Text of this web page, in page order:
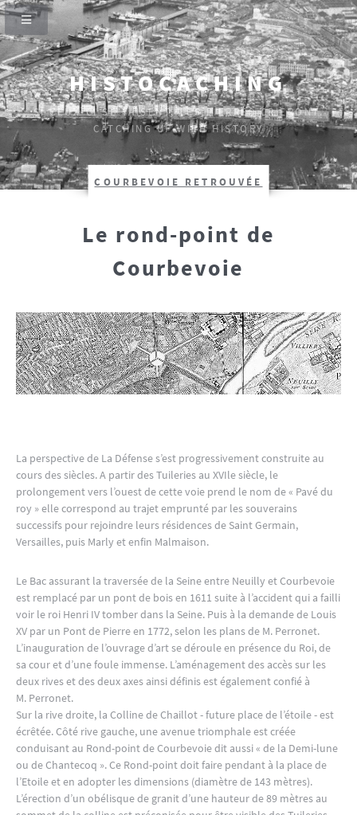
HISTOCACHING
SI CEUX-CI SE TAISENT, LES PIERRES CRIERONT.
CATCHING UP WITH HISTORY
COURBEVOIE RETROUVÉE
Le rond-point de
Courbevoie
La perspective de La Défense s’est progressivement construite au
cours des siècles. A partir des Tuileries au XVIle siècle, le
prolongement vers l’ouest de cette voie prend le nom de « Pavé du
roy » elle correspond au trajet emprunté par les souverains
successifs pour rejoindre leurs résidences de Saint Germain,
Versailles, puis Marly et enfin Malmaison.
Le Bac assurant la traversée de la Seine entre Neuilly et Courbevoie
est remplacé par un pont de bois en 1611 suite à l’accident qui a failli
voir le roi Henri IV tomber dans la Seine. Puis à la demande de Louis
XV par un Pont de Pierre en 1772, selon les plans de M. Perronet.
L’inauguration de l’ouvrage d’art se déroule en présence du Roi, de
sa cour et d’une foule immense. L’aménagement des accès sur les
deux rives et des deux axes ainsi définis est également confié à
M. Perronet.
Sur la rive droite, la Colline de Chaillot - future place de l’étoile - est
écrêtée. Côté rive gauche, une avenue triomphale est créée
conduisant au Rond-point de Courbevoie dit aussi « de la Demi-lune
ou de Chantecoq ». Ce Rond-point doit faire pendant à la place de
l’Etoile et en adopter les dimensions (diamètre de 143 mètres).
L’érection d’un obélisque de granit d’une hauteur de 89 mètres au